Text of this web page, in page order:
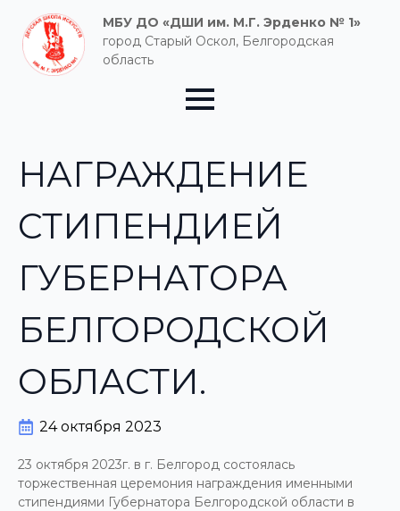
МБУ ДО «ДШИ им. М.Г. Эрденко № 1»
город Старый Оскол, Белгородская
область
НАГРАЖДЕНИЕ
СТИПЕНДИЕЙ
ГУБЕРНАТОРА
БЕЛГОРОДСКОЙ
ОБЛАСТИ.
24 октября 2023
23 октября 2023г. в г. Белгород состоялась
торжественная церемония награждения именными
стипендиями Губернатора Белгородской области в